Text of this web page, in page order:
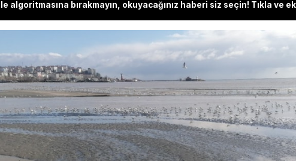
algoritmasına bırakmayın, okuyacağınız haberi siz seçin! Tıkla ve
İstanbul Silivri'de
oldu, sahil şeridini su